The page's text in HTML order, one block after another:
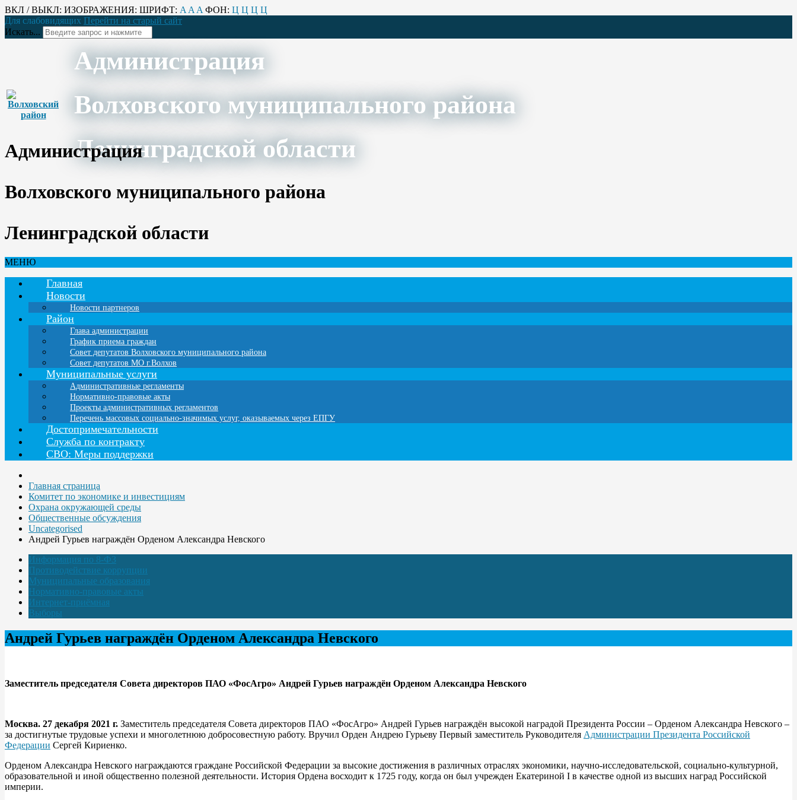
ВКЛ / ВЫКЛ: ИЗОБРАЖЕНИЯ: ШРИФТ: A A A ФОН: Ц Ц Ц Ц
Для слабовидящих Перейти на старый сайт
Искать...
Администрация
Волховского муниципального района
Ленинградской области
Администрация
Волховского муниципального района
Ленинградской области
МЕНЮ
Главная
Новости
Новости партнеров
Район
Глава администрации
График приема граждан
Совет депутатов Волховского муниципального района
Совет депутатов МО г.Волхов
Муниципальные услуги
Административные регламенты
Нормативно-правовые акты
Проекты административных регламентов
Перечень массовых социально-значимых услуг, оказываемых через ЕПГУ
Достопримечательности
Служба по контракту
СВО: Меры поддержки
Главная страница
Комитет по экономике и инвестициям
Охрана окружающей среды
Общественные обсуждения
Uncategorised
Андрей Гурьев награждён Орденом Александра Невского
Информация по 8-ФЗ
Противодействие коррупции
Муниципальные образования
Нормативно-правовые акты
Интернет-приёмная
Выборы
Андрей Гурьев награждён Орденом Александра Невского
Заместитель председателя Совета директоров ПАО «ФосАгро» Андрей Гурьев награждён Орденом Александра Невского
Москва. 27 декабря 2021 г. Заместитель председателя Совета директоров ПАО «ФосАгро» Андрей Гурьев награждён высокой наградой Президента России – Орденом Александра Невского –
за достигнутые трудовые успехи и многолетнюю добросовестную работу. Вручил Орден Андрею Гурьеву Первый заместитель Руководителя Администрации Президента Российской
Федерации Сергей Кириенко.
Орденом Александра Невского награждаются граждане Российской Федерации за высокие достижения в различных отраслях экономики, научно-исследовательской, социально-культурной,
образовательной и иной общественно полезной деятельности. История Ордена восходит к 1725 году, когда он был учрежден Екатериной I в качестве одной из высших наград Российской
империи.